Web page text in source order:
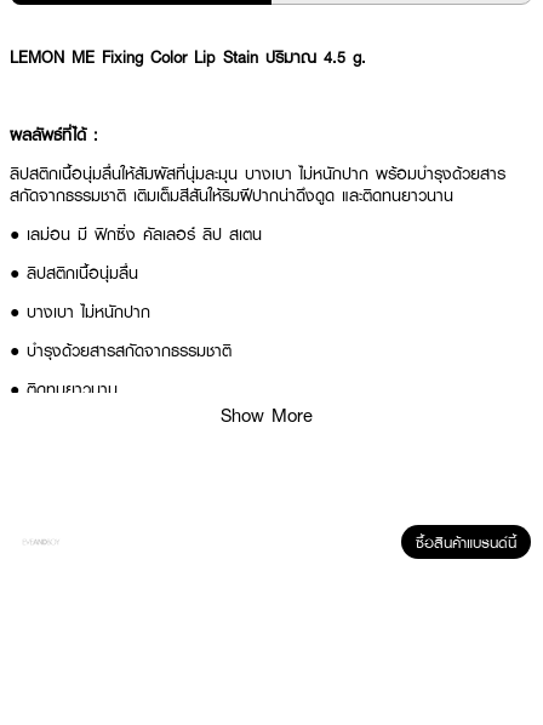
LEMON ME Fixing Color Lip Stain ปริมาณ 4.5 g.
ผลลัพธ์ที่ได้ :
ลิปสติกเนื้อนุ่มลื่นให้สัมผัสที่นุ่มละมุน บางเบา ไม่หนักปาก พร้อมบำรุงด้วยสาร
สกัดจากธรรมชาติ เติมเต็มสีสันให้ริมฝีปากน่าดึงดูด และติดทนยาวนาน
● เลม่อน มี ฟิกซิ่ง คัลเลอร์ ลิป สเตน
● ลิปสติกเนื้อนุ่มลื่น
● บางเบา ไม่หนักปาก
● บำรุงด้วยสารสกัดจากธรรมชาติ
● ติดทนยาวนาน
● FDA Registration no. 13-2-6700000199
Show More
ซื้อสินค้าแบรนด์นี้